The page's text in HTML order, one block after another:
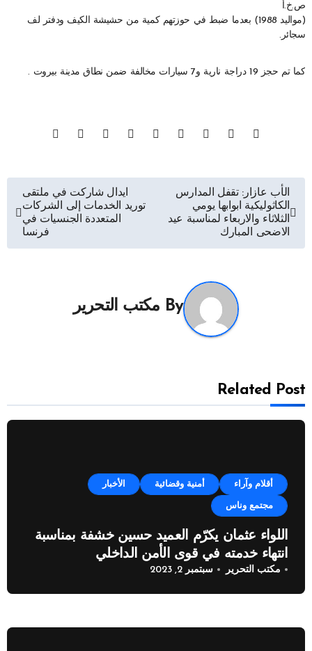
ص.خ.أ
(مواليد 1988) بعدما ضبط في حوزتهم كمية من حشيشة الكيف ودفتر لف
سجائر.
كما تم حجز 19 دراجة نارية و7 سيارات مخالفة ضمن نطاق مدينة بيروت .
تصفّح
المقالات
الأب عازار: تقفل المدارس
الكاثوليكية ابوابها يومي
الثلاثاء والاربعاء لمناسبة عيد
الاضحى المبارك
ايدال شاركت في ملتقى
توريد الخدمات إلى الشركات
المتعددة الجنسيات في
فرنسا
By مكتب التحرير
Related Post
أقلام وآراء أمنية وقضائية الأخبار
مجتمع وناس
اللواء عثمان يكرّم العميد حسين خشفة بمناسبة
انتهاء خدمته في قوى الأمن الداخلي
مكتب التحرير سبتمبر 2, 2023